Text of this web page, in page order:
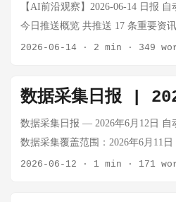
金额 背景 7月20日 SpaceX 买入
日 AeroVironment/Kratos 买入 未披
卖出 $1170万 止盈 7月17日 SpaceX
减仓 7月13日 CoreWeave 买入 未披
Coinbase 买入 未披露 加密货币 7月
技股反弹 市场背景 SpaceX (SPCX)
周日，美国/中国金融市场休市，
价。以下数据以6月12日（周五）最
速览（过去24小时） 重大事件
认购近4倍 4400名员工因此成为百
SpaceX 持仓正式成为全球首位万亿
06-12 Tesla Robotaxi 扩张严重受阻
出租车，Waymo 同期达577辆（不
【AI前沿观察】2026-06-14 日报
今日推送概览 共推送 17 条重要资
能、开源生态、中国 AI 云战场以及
克，首日市值突破 2 万亿美元，超
2500 亿美元。4400 名 SpaceX 员
Musk 凭借 SpaceX 持仓正式成为全
SpaceX 的 IPO 规模远超 Amazon
2026-06-14 · 2 min · 349
数据采集日报 |
数据采集日报 — 2026年6月12日 自
数据采集覆盖范围：2026年6月11
事件 SpaceX 史上最大 IPO 马斯克
2026-06-12 · 1 min · 171